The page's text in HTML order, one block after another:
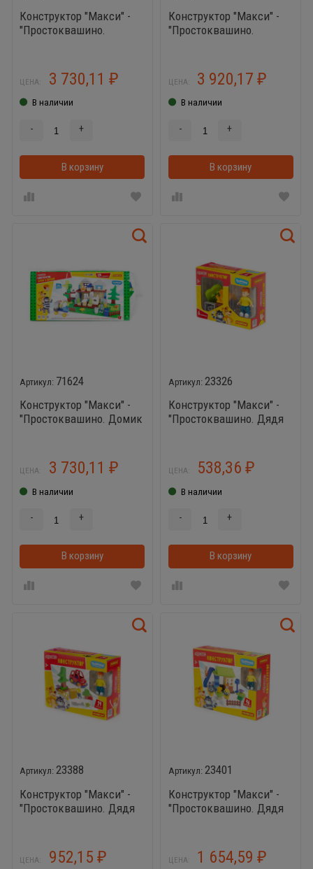
Конструктор "Макси" -
"Простоквашино.
ЦЕНА: 3 730,11 ₽
В наличии
- +
В корзину В корзинке
Конструктор "Макси" -
"Простоквашино.
пакете)
ЦЕНА: 3 920,17₽
В наличии
- +
В корзину
71624
Конструктор "Макси" -
"Простоквашино. Домик
ЦЕНА: 3 730,11 ₽
В наличии
- +
В корзину В корзинке
23326
Конструктор "Макси" -
"Простоквашино. Дядя
коробке)
ЦЕНА: 538,36₽
В наличии
- +
В корзину
23388
Конструктор "Макси" -
"Простоквашино. Дядя
ЦЕНА: 952,15 ₽
23401
Конструктор "Макси" -
"Простоквашино. Дядя
деревне" (46 элементов)
(в коробке)
ЦЕНА: 1 654,59₽